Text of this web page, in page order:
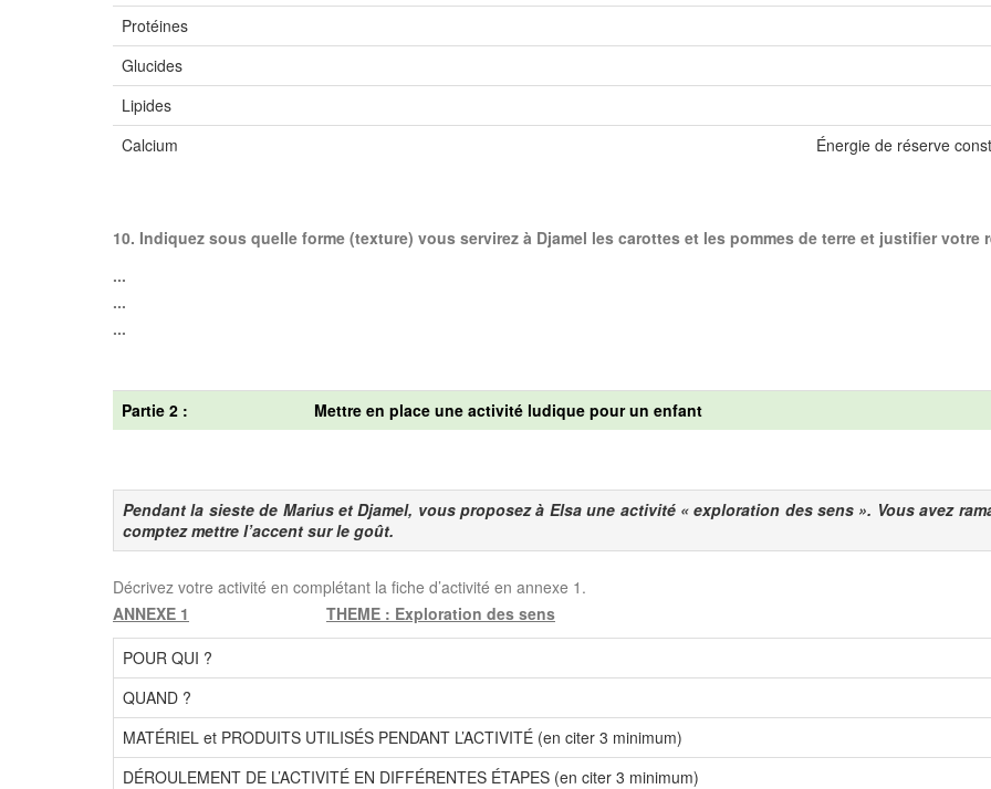
Protéines
Glucides
Lipides
Calcium
Énergie de réserve
10. Indiquez sous quelle forme (texture) vous servirez à Djamel les carottes et les pommes de terre et justifier votre
...
...
...
Partie 2 : Mettre en place une activité ludique pour un enfant
Pendant la sieste de Marius et Djamel, vous proposez à Elsa une activité « exploration des sens ». Vous avez
comptez mettre l’accent sur le goût.
Décrivez votre activité en complétant la fiche d’activité en annexe 1.
ANNEXE 1
THEME : Exploration des sens
POUR QUI ?
QUAND ?
MATÉRIEL et PRODUITS UTILISÉS PENDANT L’ACTIVITÉ (en citer 3 minimum)
DÉROULEMENT DE L’ACTIVITÉ EN DIFFÉRENTES ÉTAPES (en citer 3 minimum)